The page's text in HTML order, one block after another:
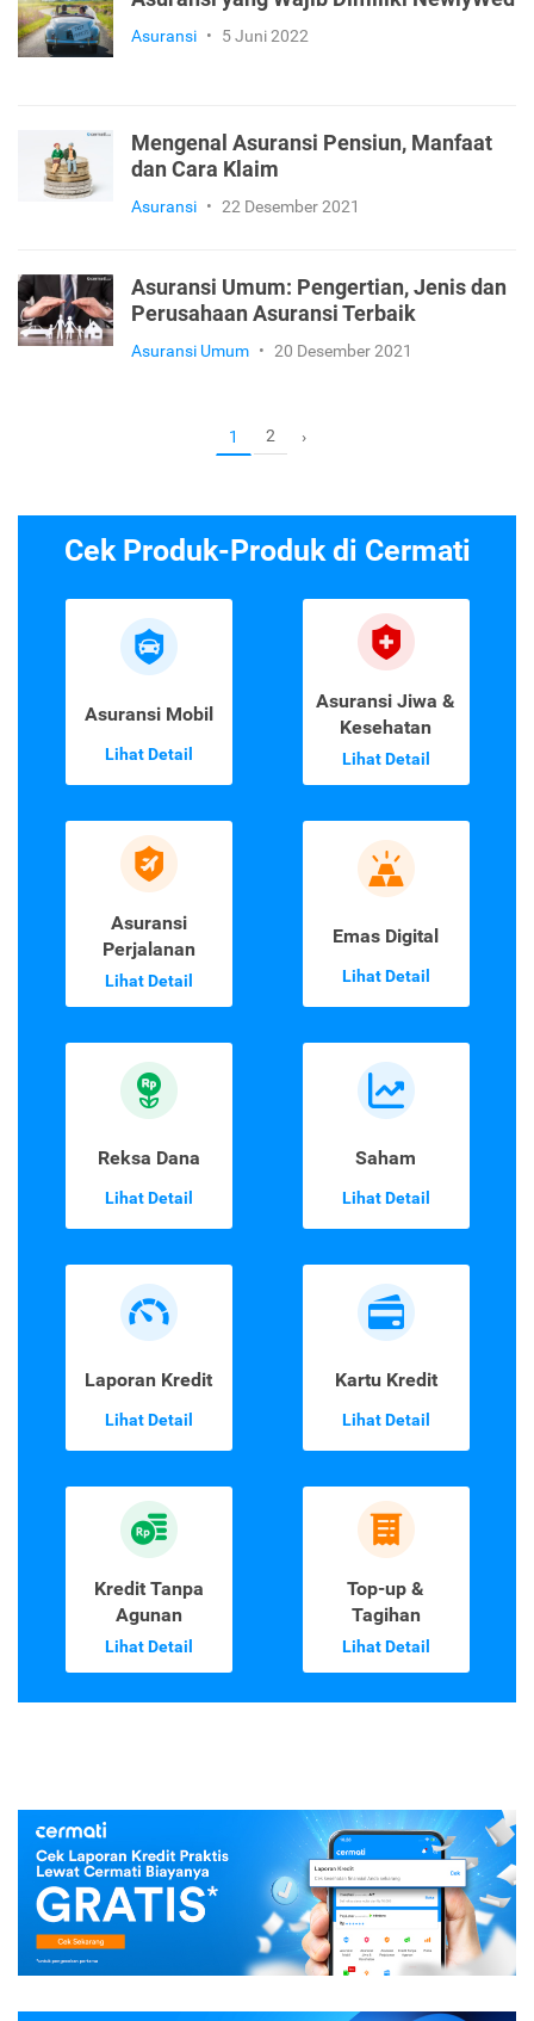
Asuransi • 5 Juni 2022
Mengenal Asuransi Pensiun, Manfaat
dan Cara Klaim
Asuransi • 22 Desember 2021
Asuransi Umum: Pengertian, Jenis dan
Perusahaan Asuransi Terbaik
Asuransi Umum • 20 Desember 2021
1 2 ›
Cek Produk-Produk di Cermati
Asuransi Mobil
Lihat Detail
Asuransi Jiwa &
Kesehatan
Lihat Detail
Asuransi
Perjalanan
Lihat Detail
Emas Digital
Lihat Detail
Reksa Dana
Lihat Detail
Saham
Lihat Detail
Laporan Kredit
Lihat Detail
Kartu Kredit
Lihat Detail
Kredit Tanpa
Agunan
Lihat Detail
Top-up &
Tagihan
Lihat Detail